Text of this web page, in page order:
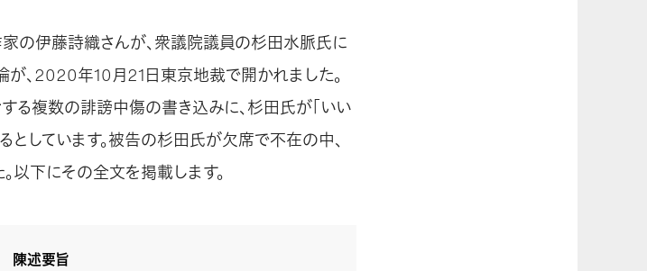
家の伊藤詩織さんが、衆議院議員の杉田水脈氏に
、2020年10月21日東京地裁で開かれました。
る複数の誹謗中傷の書き込みに、杉田氏が｢いい
しています。被告の杉田氏が欠席で不在の中、
以下にその全文を掲載します。
陳述要旨